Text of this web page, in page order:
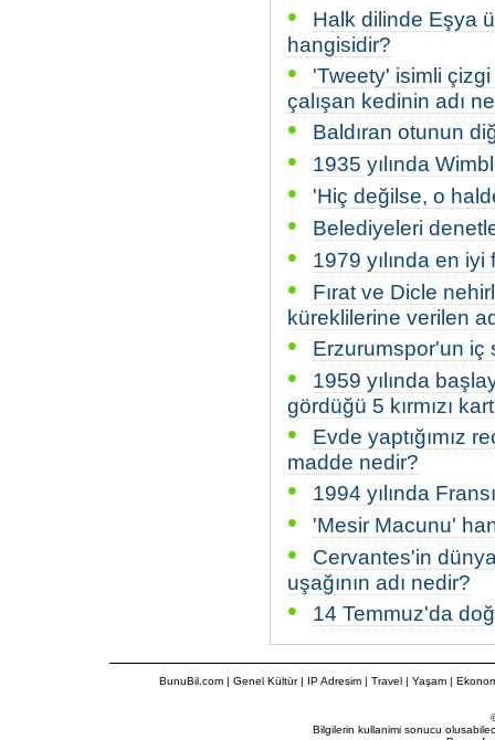
•
Halk dilinde Eşya
hangisidir?
•
'Tweety' isimli
çalışan kedinin adı
• Baldıran otunun
• 1935 yılında
• 'Hiç değilse, o
• Belediyeleri
• 1979 yılında en iyi
•
Fırat ve Dicle
küreklilerine verilen
• Erzurumspor'un iç
•
1959 yılında
gördüğü 5 kırmızı
•
Evde yaptığımız
madde nedir?
• 1994 yılında
• 'Mesir Macunu'
•
Cervantes'in
uşağının adı nedir?
• 14 Temmuz'da
BunuBil.com| Genel Kültür| IP Adresim| Travel| Yaşam |
Bilgilerin kullanimi sonucu